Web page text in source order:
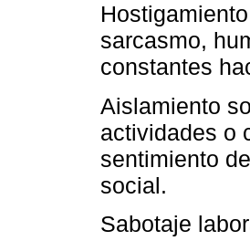
sarcasmo,
constantes
Aislamiento
actividades o
sentimiento
social.
Sabotaje